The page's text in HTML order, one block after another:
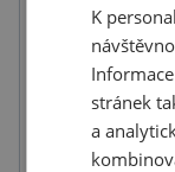
(- 7.00%)
od
100 ks
(-20.00%)
K
stránek
a